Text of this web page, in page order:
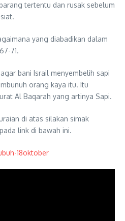
tertentu dan rusak sebelum
yang diabadikan dalam
71.
bani Israil menyembelih sapi
orang kaya itu. Itu
Al Baqarah yang artinya Sapi.
di atas silakan simak
link di bawah ini.
18oktober